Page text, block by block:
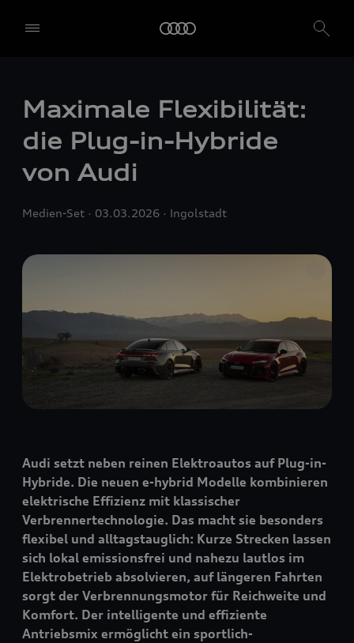
Maximale Flexibilität:
die Plug-in-Hybride
von Audi
Medien-Set 03.03.2026 Ingolstadt
Audi setzt neben reinen Elektroautos auf Plug-in-
Hybride. Die neuen e-hybrid Modelle kombinieren
elektrische Effizienz mit klassischer
Verbrennertechnologie. Das macht sie besonders
flexibel und alltagstauglich: Kurze Strecken lassen
sich lokal emissionsfrei und nahezu lautlos im
Elektrobetrieb absolvieren, auf längeren Fahrten
sorgt der Verbrennungsmotor für Reichweite und
Komfort. Der intelligente und effiziente
Antriebsmix ermöglicht ein sportlich-